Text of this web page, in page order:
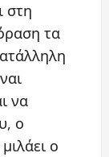
στη
τα
να
ο
ο